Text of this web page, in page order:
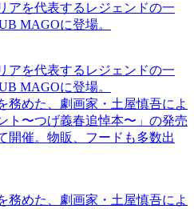
アを代表するレジェンドの一
MAGOに登場。
アを代表するレジェンドの一
MAGOに登場。
務めた、劇画家・土屋慎吾によ
ト〜つげ義春追悼本〜」の発売
開催。物販、フードも多数出
務めた、劇画家・土屋慎吾によ